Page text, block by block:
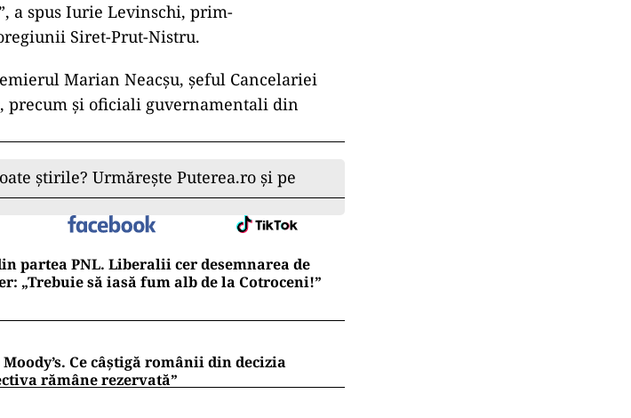
a spus Iurie Levinschi, prim-
Siret-Prut-Nistru.
Marian Neacșu, șeful Cancelariei
precum și oficiali guvernamentali din
știrile? Urmărește Puterea.ro și pe
partea PNL. Liberalii cer desemnarea de
„Trebuie să iasă fum alb de la Cotroceni!”
Ce câștigă românii din decizia
rămâne rezervată”